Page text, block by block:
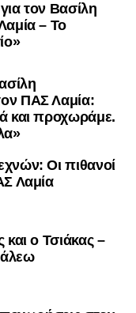
για τον Βασίλη
– Το
ΠΑΣ Λαμία:
και προχωράμε.
Οι πιθανοί
Λαμία
ο Τσιάκας –